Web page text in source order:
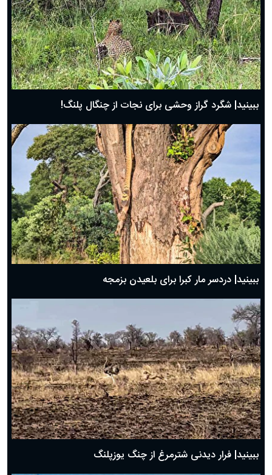
ببینید| شگرد گراز وحشی برای نجات از چنگال پلنگ!
ببینید| دردسر مار کبرا برای بلعیدن بزمجه
ببینید| فرار دیدنی شترمرغ از چنگ یوزپلنگ